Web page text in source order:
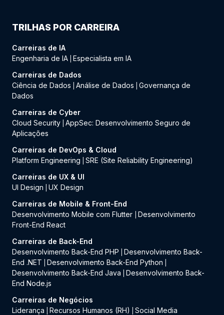
TRILHAS POR CARREIRA
Carreiras de IA
Engenharia de IA Especialista em IA
Carreiras de Dados
Ciência de Dados
Análise de Dados
Governança de
Dados
Carreiras de Cyber
Cloud Security AppSec: Desenvolvimento Seguro de
Aplicações
Carreiras de DevOps & Cloud
Platform Engineering
SRE (Site Reliability Engineering)
Carreiras de UX & UI
UI Design
UX Design
Carreiras de Mobile & Front-End
Desenvolvimento Mobile com Flutter
Desenvolvimento
Front-End React
Carreiras de Back-End
Desenvolvimento Back-End PHP
Desenvolvimento Back-
End .NET
Desenvolvimento Back-End Python
Desenvolvimento Back-End Java
Desenvolvimento Back-
End Node.js
Carreiras de Negócios
Liderança
Recursos Humanos (RH)
Social Media